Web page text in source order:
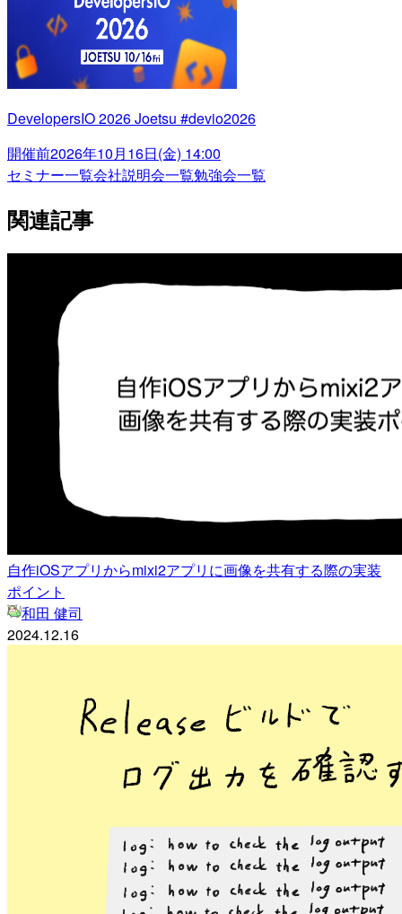
DevelopersIO 2026 Joetsu #devio2026
開催前2026年10月16日(金) 14:00
セミナー一覧会社説明会一覧勉強会一覧
関連記事
自作iOSアプリからmixi2アプリに画像を共有する際の実装
ポイント
和田 健司
2024.12.16